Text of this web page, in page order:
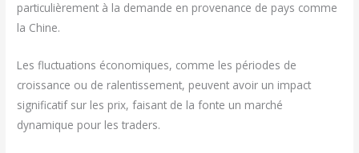
particulièrement à la demande en provenance de pays comme
la Chine.
Les fluctuations économiques, comme les périodes de
croissance ou de ralentissement, peuvent avoir un impact
significatif sur les prix, faisant de la fonte un marché
dynamique pour les traders.